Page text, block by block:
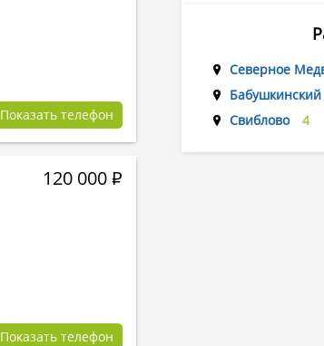
Показать телефон
120 000Р
Показать телефон
Северное
Бабушкинский
Свиблово
4